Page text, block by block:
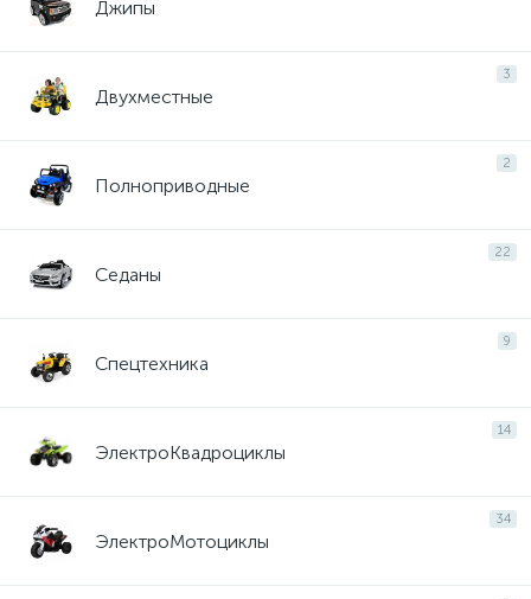
Джипы
3
Двухместные
2
Полноприводные
22
Седаны
9
Спецтехника
14
ЭлектроКвадроциклы
34
ЭлектроМотоциклы